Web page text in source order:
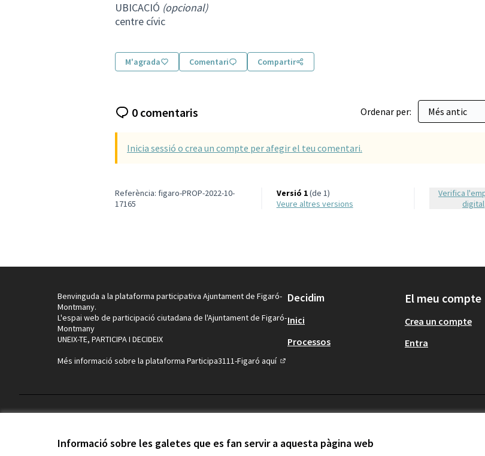
Informació sobre les galetes que es fan servir a aquesta pàgina web
UBICACIÓ (opcional)
centre cívic
M'agrada Comentari Compartir
0 comentaris Ordenar per:
Inicia sessió o crea un compte per afegir el teu comentari.
Referència: figaro-PROP-2022-10-
17165
Versió 1(de 1)
veure altres versions
Verifica l'empremta
digital
Benvinguda a la plataforma participativa Ajuntament de Figaró-
Montmany.
L'espai web de participació ciutadana de l'Ajuntament de Figaró-
Montmany
UNEIX-TE, PARTICIPA I DECIDEIX
Més informació sobre la plataforma Participa3111-Figaró aquí
Decidim
Inici
Processos
El meu compte
Crea un compte
Entra